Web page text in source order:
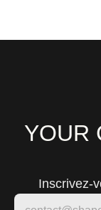
YOUR
Inscrivez-